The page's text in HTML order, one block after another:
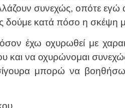
συνεχώς, οπότε
δούμε κατά πόσο η σκέψη
έχω οχυρωθεί με
και να οχυρώνομαι
μπορώ να